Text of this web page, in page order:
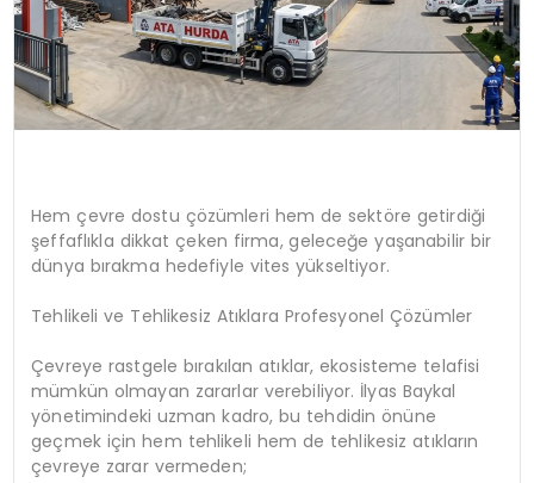
Hem çevre dostu çözümleri hem de sektöre getirdiği
şeffaflıkla dikkat çeken firma, geleceğe yaşanabilir bir
dünya bırakma hedefiyle vites yükseltiyor.
Tehlikeli ve Tehlikesiz Atıklara Profesyonel Çözümler
Çevreye rastgele bırakılan atıklar, ekosisteme telafisi
mümkün olmayan zararlar verebiliyor. İlyas Baykal
yönetimindeki uzman kadro, bu tehdidin önüne
geçmek için hem tehlikeli hem de tehlikesiz atıkların
çevreye zarar vermeden;